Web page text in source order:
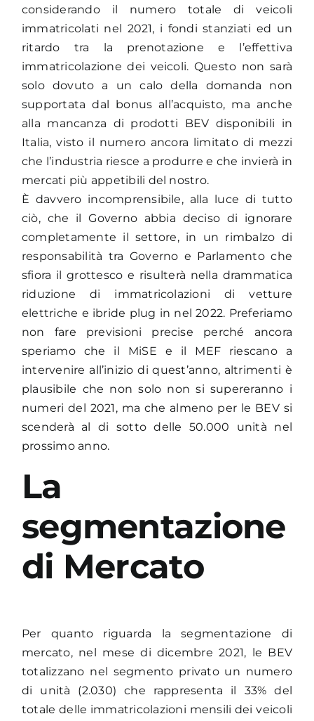
considerando il numero totale di veicoli
immatricolati nel 2021, i fondi stanziati ed un
ritardo tra la prenotazione e l’effettiva
immatricolazione dei veicoli. Questo non sarà
solo dovuto a un calo della domanda non
supportata dal bonus all’acquisto, ma anche
alla mancanza di prodotti BEV disponibili in
Italia, visto il numero ancora limitato di mezzi
che l’industria riesce a produrre e che invierà in
mercati più appetibili del nostro.
È davvero incomprensibile, alla luce di tutto
ciò, che il Governo abbia deciso di ignorare
completamente il settore, in un rimbalzo di
responsabilità tra Governo e Parlamento che
sfiora il grottesco e risulterà nella drammatica
riduzione di immatricolazioni di vetture
elettriche e ibride plug in nel 2022. Preferiamo
non fare previsioni precise perché ancora
speriamo che il MiSE e il MEF riescano a
intervenire all’inizio di quest’anno, altrimenti è
plausibile che non solo non si supereranno i
numeri del 2021, ma che almeno per le BEV si
scenderà al di sotto delle 50.000 unità nel
prossimo anno.
La
segmentazione
di Mercato
Per quanto riguarda la segmentazione di
mercato, nel mese di dicembre 2021, le BEV
totalizzano nel segmento privato un numero
di unità (2.030) che rappresenta il 33% del
totale delle immatricolazioni mensili dei veicoli